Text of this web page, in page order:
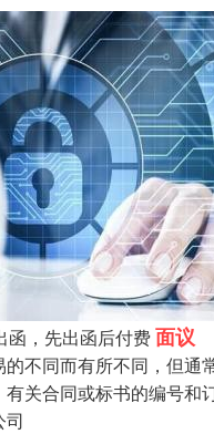
函，先出函后付费面议
不同而有所不同，但
关合同或标书的编号
司